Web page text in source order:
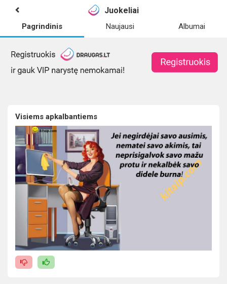
Juokeliai
Pagrindinis Naujausi Albumai
Visiems apkalbantiems